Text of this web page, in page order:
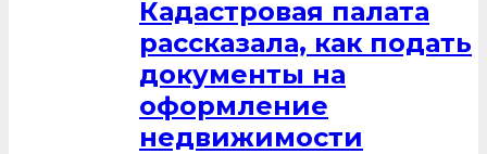
Кадастровая палата
рассказала, как подать
документы на
оформление
недвижимости